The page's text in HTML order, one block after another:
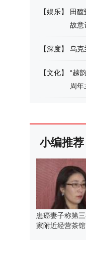
【娱乐】
田
故意
【深度】 乌克
【文化】
“越
周
小编推荐
患癌妻子称第
家附近经营茶馆